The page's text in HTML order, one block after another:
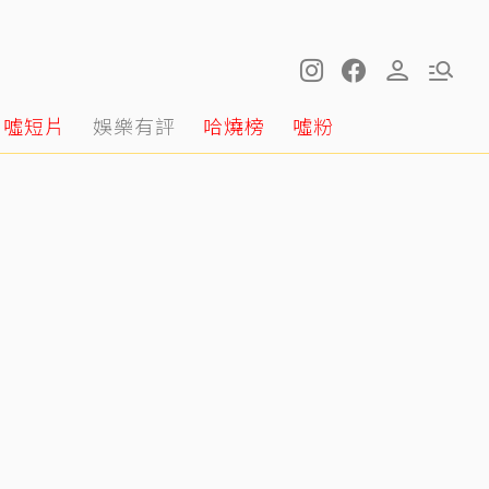
噓短片 娛樂有評 哈燒榜 噓粉